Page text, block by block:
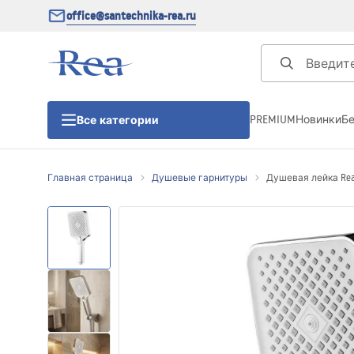
office@santechnika-rea.ru
Все категории
Линейные трапы для душа
PREMIUMНовинки
Главная страница Душевые гарнитуры Душевая лейка